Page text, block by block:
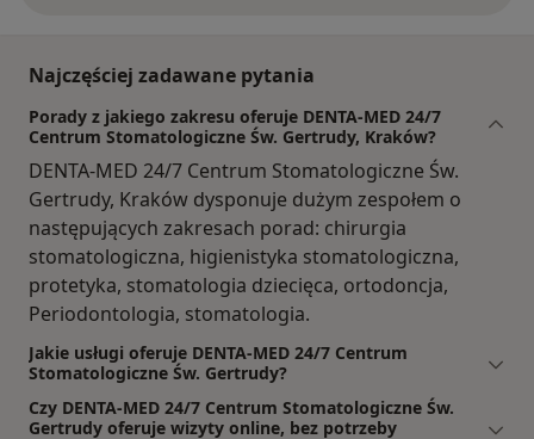
Najczęściej zadawane pytania
Porady z jakiego zakresu oferuje DENTA-MED 24/7
Centrum Stomatologiczne Św. Gertrudy, Kraków?
DENTA-MED 24/7 Centrum Stomatologiczne Św.
Gertrudy, Kraków dysponuje dużym zespołem o
następujących zakresach porad: chirurgia
stomatologiczna, higienistyka stomatologiczna,
protetyka, stomatologia dziecięca, ortodoncja,
Periodontologia, stomatologia.
Jakie usługi oferuje DENTA-MED 24/7 Centrum
Stomatologiczne Św. Gertrudy?
Czy DENTA-MED 24/7 Centrum Stomatologiczne Św.
Gertrudy oferuje wizyty online, bez potrzeby